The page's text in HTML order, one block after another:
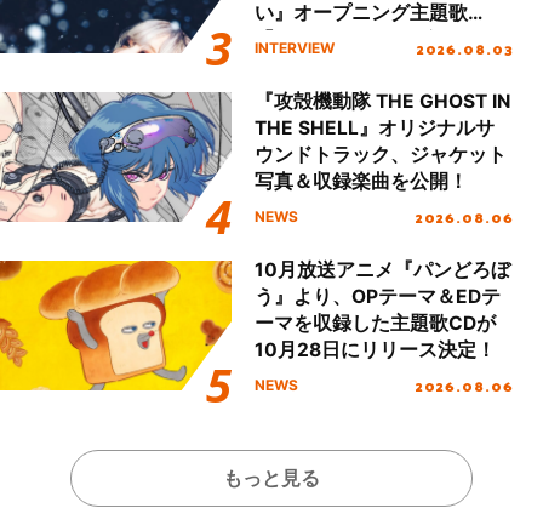
い』オープニング主題歌
「Amore」インタビュー
INTERVIEW 2026.08.03
『攻殻機動隊 THE GHOST IN
THE SHELL』オリジナルサ
ウンドトラック、ジャケット
写真＆収録楽曲を公開！
NEWS 2026.08.06
10月放送アニメ『パンどろぼ
う』より、OPテーマ＆EDテ
ーマを収録した主題歌CDが
10月28日にリリース決定！
NEWS 2026.08.06
もっと見る